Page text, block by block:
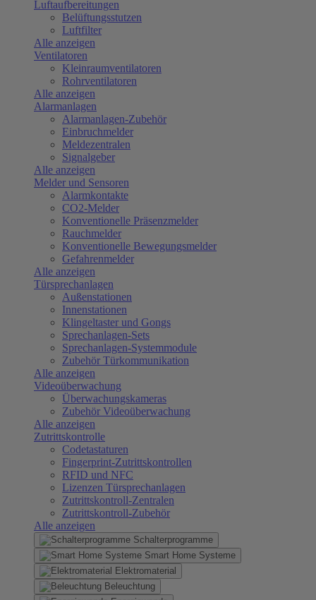
Luftaufbereitungen
Belüftungsstutzen
Luftfilter
Alle anzeigen
Ventilatoren
Kleinraumventilatoren
Rohrventilatoren
Alle anzeigen
Alarmanlagen
Alarmanlagen-Zubehör
Einbruchmelder
Meldezentralen
Signalgeber
Alle anzeigen
Melder und Sensoren
Alarmkontakte
CO2-Melder
Konventionelle Präsenzmelder
Rauchmelder
Konventionelle Bewegungsmelder
Gefahrenmelder
Alle anzeigen
Türsprechanlagen
Außenstationen
Innenstationen
Klingeltaster und Gongs
Sprechanlagen-Sets
Sprechanlagen-Systemmodule
Zubehör Türkommunikation
Alle anzeigen
Videoüberwachung
Überwachungskameras
Zubehör Videoüberwachung
Alle anzeigen
Zutrittskontrolle
Codetastaturen
Fingerprint-Zutrittskontrollen
RFID und NFC
Lizenzen Türsprechanlagen
Zutrittskontroll-Zentralen
Zutrittskontroll-Zubehör
Alle anzeigen
Schalterprogramme
Smart Home Systeme
Elektromaterial
Beleuchtung